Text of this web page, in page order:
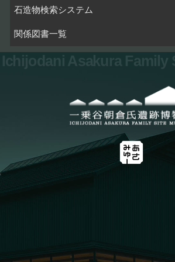
石造物検索システム
関係図書一覧
Ichijodani Asakura Family